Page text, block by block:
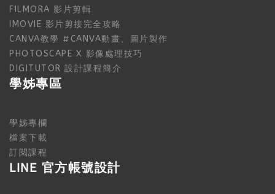
FILMORA 影片剪輯
IMOVIE 影片剪接完全攻略
CANVA教學 #CANVA動畫、圖片製作
PHOTOSCAPE X 影像處理技巧
DIGITUTOR 設計課程簡介
學姊專區
學姊專欄
檔案下載
訂閱課程
LINE 官方帳號設計